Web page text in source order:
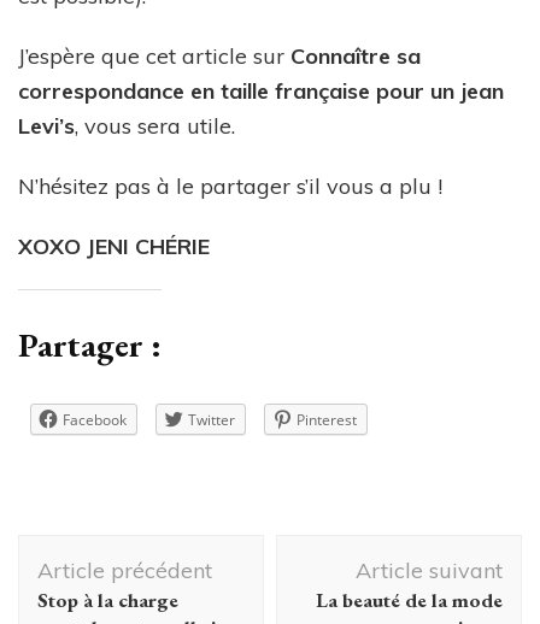
J’espère que cet article sur Connaître sa
correspondance en taille française pour un jean
Levi’s, vous sera utile.
N’hésitez pas à le partager s’il vous a plu !
XOXO JENI CHÉRIE
Partager :
Facebook Twitter Pinterest
Navigation
d'article
Article précédent
Stop à la charge
Article suivant
La beauté de la mode